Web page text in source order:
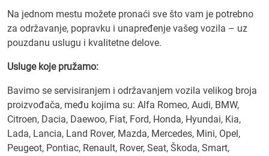
Na jednom mestu možete pronaći sve što vam je potrebno
za održavanje, popravku i unapređenje vašeg vozila – uz
pouzdanu uslugu i kvalitetne delove.
Usluge koje pružamo:
Bavimo se servisiranjem i održavanjem vozila velikog broja
proizvođača, među kojima su: Alfa Romeo, Audi, BMW,
Citroen, Dacia, Daewoo, Fiat, Ford, Honda, Hyundai, Kia,
Lada, Lancia, Land Rover, Mazda, Mercedes, Mini, Opel,
Peugeot, Pontiac, Renault, Rover, Seat, Škoda, Smart,